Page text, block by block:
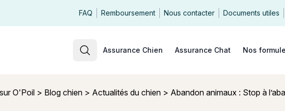
FAQ Remboursement Nous contacter Documents utiles
Rechercher
Assurance Chien Assurance Chat Nos
O'Poil > Blog chien > Actualités du chien > Abandon animaux : Stop à